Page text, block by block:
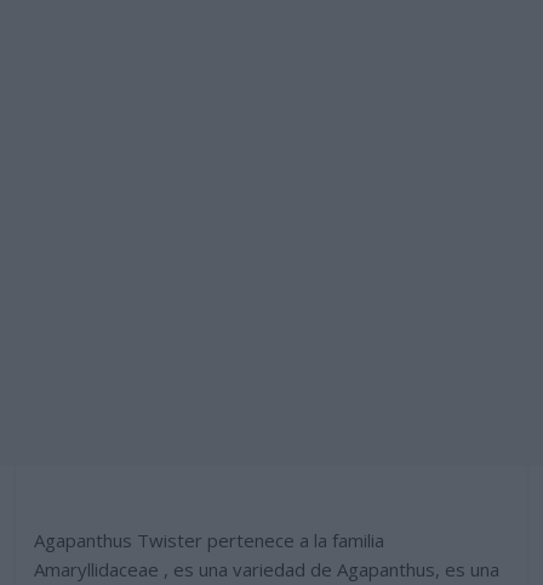
Agapanthus Twister pertenece a la familia
Amaryllidaceae , es una variedad de Agapanthus, es una